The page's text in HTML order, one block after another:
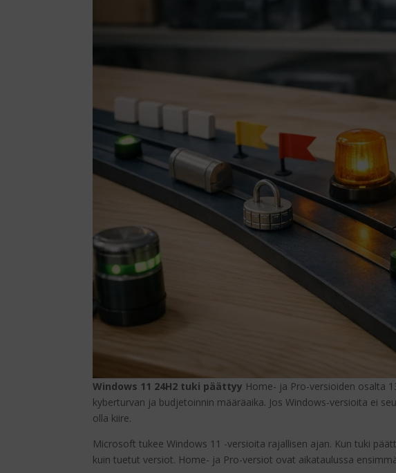
Windows 11 24H2 tuki päättyy Home- ja Pro-versioiden osalta
kyberturvan ja budjetoinnin määräaika. Jos Windows-versioita ei
olla kiire.
Microsoft tukee Windows 11 -versioita rajallisen ajan. Kun tuki
kuin tuetut versiot. Home- ja Pro-versiot ovat aikataulussa